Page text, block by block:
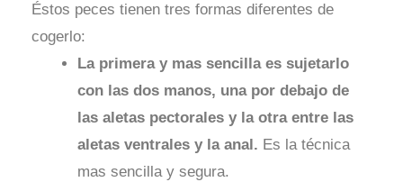
Éstos peces tienen tres formas diferentes de
cogerlo:
La primera y mas sencilla es sujetarlo
con las dos manos, una por debajo de
las aletas pectorales y la otra entre las
aletas ventrales y la anal. Es la técnica
mas sencilla y segura.